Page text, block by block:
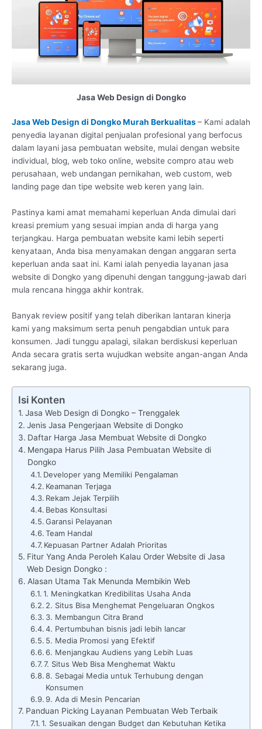
Jasa Web Design di Dongko
Jasa Web Design di Dongko Murah Berkualitas– Kami adalah
penyedia layanan digital penjualan profesional yang berfocus
dalam layani jasa pembuatan website, mulai dengan website
individual, blog, web toko online, website compro atau web
perusahaan, web undangan pernikahan, web custom, web
landing page dan tipe website web keren yang lain.
Pastinya kami amat memahami keperluan Anda dimulai dari
kreasi premium yang sesuai impian anda di harga yang
terjangkau. Harga pembuatan website kami lebih seperti
kenyataan, Anda bisa menyamakan dengan anggaran serta
keperluan anda saat ini. Kami ialah penyedia layanan jasa
website di Dongko yang dipenuhi dengan tanggung-jawab dari
mula rencana hingga akhir kontrak.
Banyak review positif yang telah diberikan lantaran kinerja
kami yang maksimum serta penuh pengabdian untuk para
konsumen. Jadi tunggu apalagi, silakan berdiskusi keperluan
Anda secara gratis serta wujudkan website angan-angan Anda
sekarang juga.
Isi Konten
Jasa Web Design di Dongko – Trenggalek
Jenis Jasa Pengerjaan Website di Dongko
Daftar Harga Jasa Membuat Website di Dongko
Mengapa Harus Pilih Jasa Pembuatan Website di
Dongko
Developer yang Memiliki Pengalaman
Keamanan Terjaga
Rekam Jejak Terpilih
Bebas Konsultasi
Garansi Pelayanan
Team Handal
Kepuasan Partner Adalah Prioritas
Fitur Yang Anda Peroleh Kalau Order Website di Jasa
Web Design Dongko :
Alasan Utama Tak Menunda Membikin Web
1. Meningkatkan Kredibilitas Usaha Anda
2. Situs Bisa Menghemat Pengeluaran Ongkos
3. Membangun Citra Brand
4. Pertumbuhan bisnis jadi lebih lancar
5. Media Promosi yang Efektif
6. Menjangkau Audiens yang Lebih Luas
7. Situs Web Bisa Menghemat Waktu
8. Sebagai Media untuk Terhubung dengan
Konsumen
9. Ada di Mesin Pencarian
Panduan Picking Layanan Pembuatan Web Terbaik
1. Sesuaikan dengan Budget dan Kebutuhan Ketika